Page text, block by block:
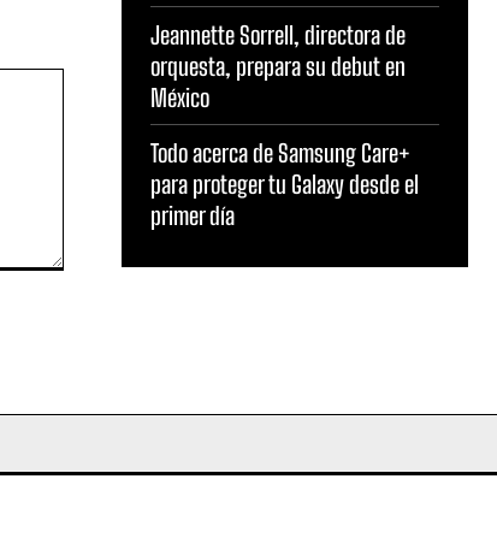
Jeannette Sorrell, directora de
orquesta, prepara su debut en
México
Todo acerca de Samsung Care+
para proteger tu Galaxy desde el
primer día